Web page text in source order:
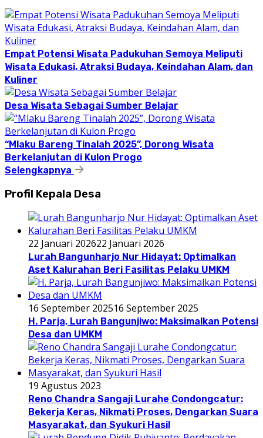
Empat Potensi Wisata Padukuhan Semoya Meliputi
Wisata Edukasi, Atraksi Budaya, Keindahan Alam, dan
Kuliner
Desa Wisata Sebagai Sumber Belajar
“Mlaku Bareng Tinalah 2025”, Dorong Wisata
Berkelanjutan di Kulon Progo
Selengkapnya
Profil Kepala Desa
22 Januari 202622 Januari 2026
Lurah Bangunharjo Nur Hidayat: Optimalkan
Aset Kalurahan Beri Fasilitas Pelaku UMKM
16 September 202516 September 2025
H. Parja, Lurah Bangunjiwo: Maksimalkan Potensi
Desa dan UMKM
19 Agustus 2023
Reno Chandra Sangaji Lurahe Condongcatur:
Bekerja Keras, Nikmati Proses, Dengarkan Suara
Masyarakat, dan Syukuri Hasil